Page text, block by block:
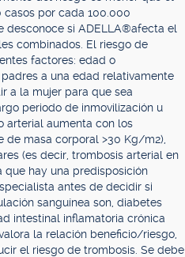
casos por cada 100.000
desconoce si ADELLA®afecta el
combinados. El riesgo de
factores: edad o
a una edad relativamente
a la mujer para que sea
periodo de inmovilización u
arterial aumenta con los
de masa corporal >30 Kg/m2),
(es decir, trombosis arterial en
que hay una predisposición
antes de decidir si
sanguínea son, diabetes
intestinal inflamatoria crónica
la relación beneficio/riesgo,
el riesgo de trombosis. Se debe